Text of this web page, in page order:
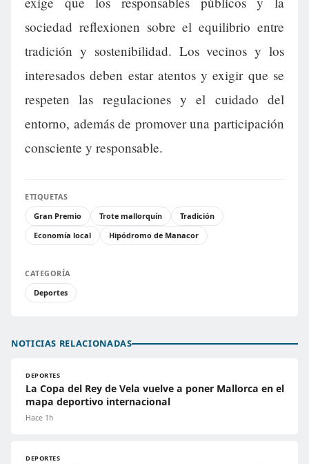
sociedad reflexionen sobre el equilibrio entre
tradición y sostenibilidad. Los vecinos y los
interesados deben estar atentos y exigir que se
respeten las regulaciones y el cuidado del
entorno, además de promover una participación
consciente y responsable.
ETIQUETAS
Gran Premio
Trote mallorquín
Tradición
Economía local
Hipódromo de Manacor
CATEGORÍA
Deportes
NOTICIAS RELACIONADAS
DEPORTES
La Copa del Rey de Vela vuelve a poner Mallorca en el
mapa deportivo internacional
Hace 1h
DEPORTES